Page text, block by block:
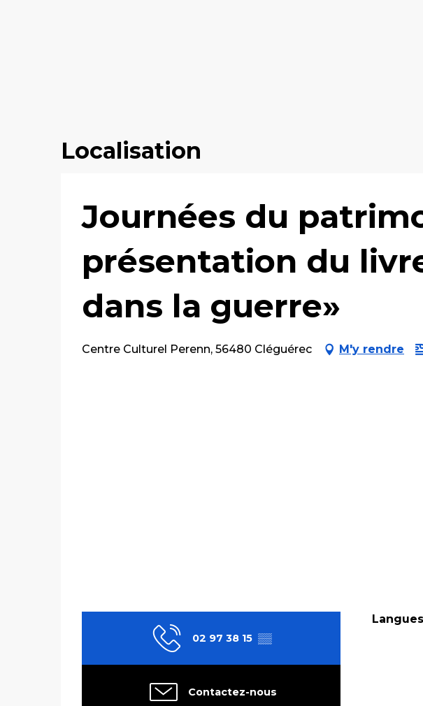
Localisation
Journées du
présentation du
dans la guerre»
Centre Culturel Perenn, 56480 Cléguérec M'y rendre
02 97 38 15 ▒▒
Contactez-nous